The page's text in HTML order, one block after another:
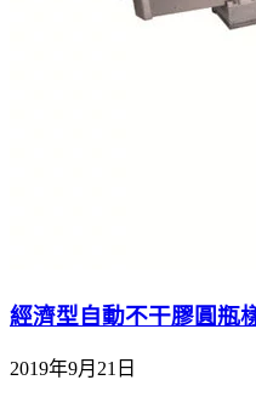
經濟型自動不干膠圓瓶
2019年9月21日